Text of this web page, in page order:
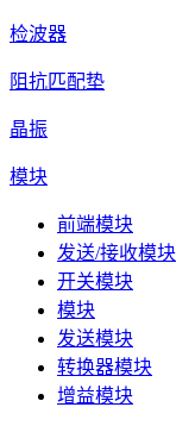
检波器
阻抗匹配垫
晶振
模块
前端模块
发送/接收模块
开关模块
模块
发送模块
转换器模块
增益模块